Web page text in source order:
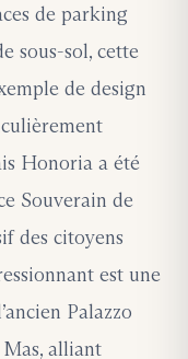
de parking
sous-sol, cette
de design
Honoria a été
Souverain de
des citoyens
est une
Palazzo
alliant